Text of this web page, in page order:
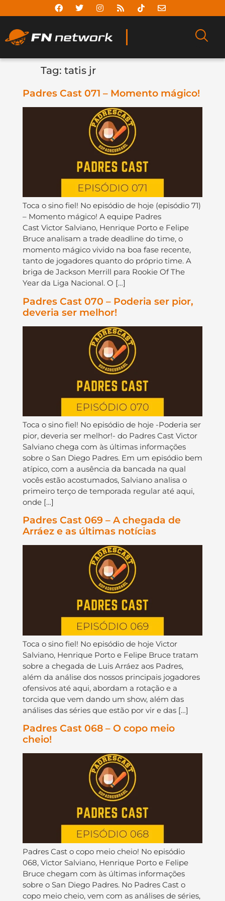
Tag: tatis jr
Padres Cast 071 – Momento mágico!
Toca o sino fiel! No episódio de hoje (episódio 71)
– Momento mágico! A equipe Padres
Cast Victor Salviano, Henrique Porto e Felipe
Bruce analisam a trade deadline do time, o
momento mágico vivido na boa fase recente,
tanto de jogadores quanto do próprio time. A
briga de Jackson Merrill para Rookie Of The
Year da Liga Nacional. O […]
Padres Cast 070 – Poderia ser pior,
deveria ser melhor!
Toca o sino fiel! No episódio de hoje -Poderia ser
pior, deveria ser melhor!- do Padres Cast Victor
Salviano chega com às últimas informações
sobre o San Diego Padres. Em um episódio bem
atípico, com a ausência da bancada na qual
vocês estão acostumados, Salviano analisa o
primeiro terço de temporada regular até aqui,
onde […]
Padres Cast 069 – A chegada de
Arráez e as últimas notícias
Toca o sino fiel! No episódio de hoje Victor
Salviano, Henrique Porto e Felipe Bruce tratam
sobre a chegada de Luis Arráez aos Padres,
além da análise dos nossos principais jogadores
ofensivos até aqui, abordam a rotação e a
torcida que vem dando um show, além das
análises das séries que estão por vir e das […]
Padres Cast 068 – O copo meio
cheio!
Padres Cast o copo meio cheio! No episódio
068, Victor Salviano, Henrique Porto e Felipe
Bruce chegam com às últimas informações
sobre o San Diego Padres. No Padres Cast o
copo meio cheio, vem com as análises de séries,